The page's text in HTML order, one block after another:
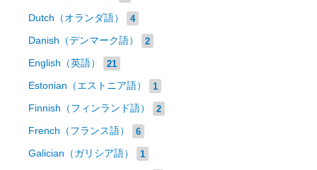
Dutch（オランダ語） 4
Danish（デンマーク語） 2
English（英語） 21
Estonian（エストニア語） 1
Finnish（フィンランド語） 2
French（フランス語） 6
Galician（ガリシア語） 1